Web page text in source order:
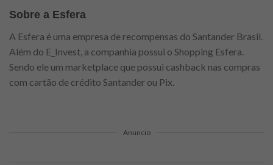
Sobre a Esfera
A Esfera é uma empresa de recompensas do Santander Brasil.
Além do E_Invest, a companhia possui o Shopping Esfera.
Sendo ele um marketplace que possui cashback nas compras
com cartão de crédito Santander ou Pix.
Anuncio